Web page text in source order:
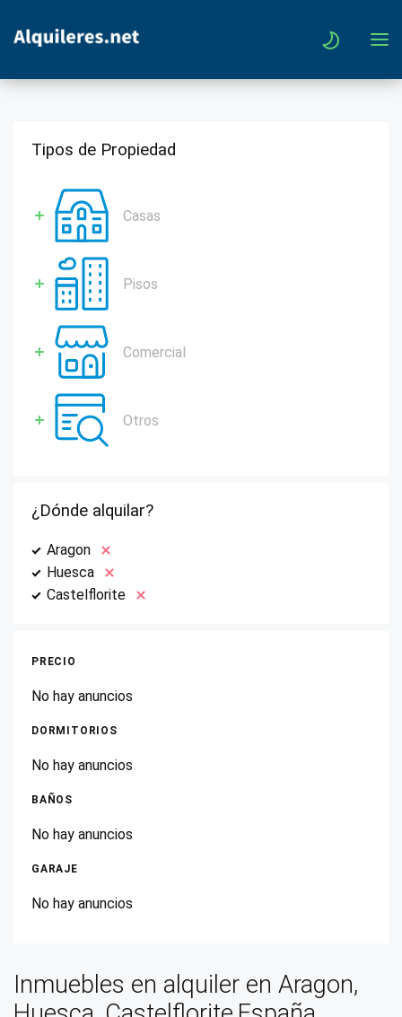
Tipos de Propiedad
Casas
Pisos
Comercial
Otros
¿Dónde alquilar?
Aragon
Huesca
Castelflorite
PRECIO
No hay anuncios
DORMITORIOS
No hay anuncios
BAÑOS
No hay anuncios
GARAJE
No hay anuncios
Inmuebles en alquiler en Aragon,